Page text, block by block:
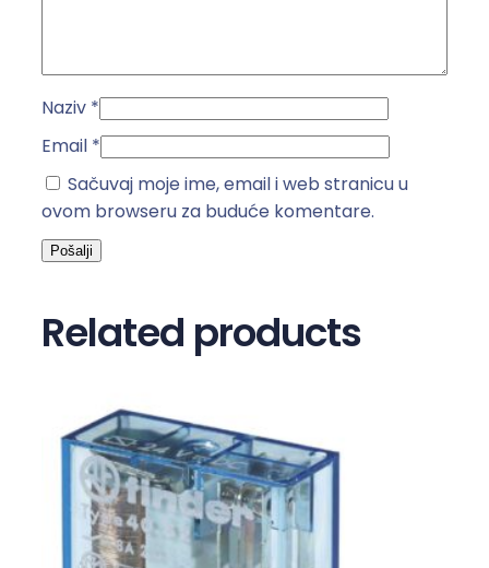
a
Naziv *
Email *
Sačuvaj moje ime, email i web stranicu u
ovom browseru za buduće komentare.
Related products